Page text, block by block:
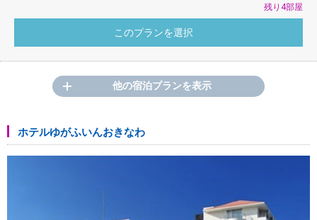
残り4部屋
他の宿泊プランを表示
ホテルゆがふいんおきなわ